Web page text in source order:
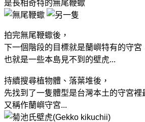
是長相奇特的無尾鞭蠍
拍完無尾鞭蠍後，
下一個階段的目標就是蘭嶼特有的守宮
也就是一些本島見不到的壁虎...
持續搜尋植物體、落葉堆後，
先找到了一隻體型是台灣本土的守宮裡
又稱作蘭嶼守宮...